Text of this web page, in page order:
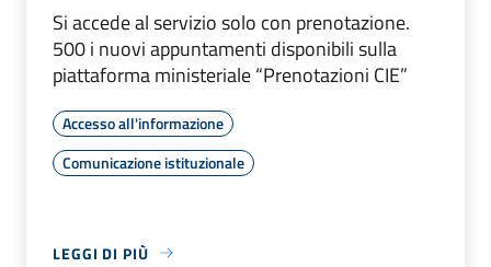
Si accede al servizio solo con prenotazione.
500 i nuovi appuntamenti disponibili sulla
piattaforma ministeriale “Prenotazioni CIE”
Accesso all'informazione
Comunicazione istituzionale
LEGGI DI PIÙ